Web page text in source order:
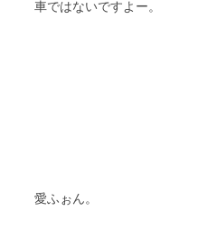
車ではないですよー。
愛ふぉん。